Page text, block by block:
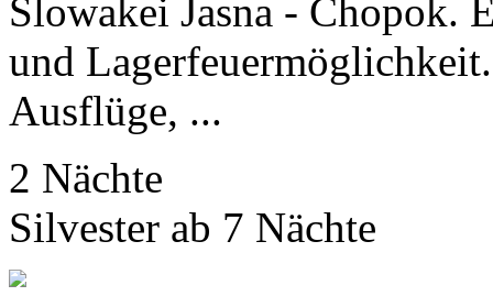
Slowakei Jasna - Chopok.
und
Ausflüge, ...
2 Nächte
Silvester ab 7 Nächte